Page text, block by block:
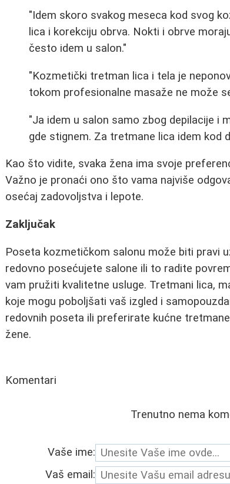
"Idem skoro svakog meseca kod svog
lica i korekciju obrva. Nokti i obrve
često idem u salon."
"Kozmetički tretman lica i tela je
tokom profesionalne masaže ne može
"Ja idem u salon samo zbog depilacije i
gde stignem. Za tretmane lica idem kod
Kao što vidite, svaka žena ima svoje
Važno je pronaći ono što vama najviše
osećaj zadovoljstva i lepote.
Zaključak
Poseta kozmetičkom salonu može biti pravi
redovno posećujete salone ili to radite
vam pružiti kvalitetne usluge. Tretmani lica,
koje mogu poboljšati vaš izgled i
redovnih poseta ili preferirate kućne
žene.
Komentari
Trenutno nema
Vaše ime:
Vaš email: